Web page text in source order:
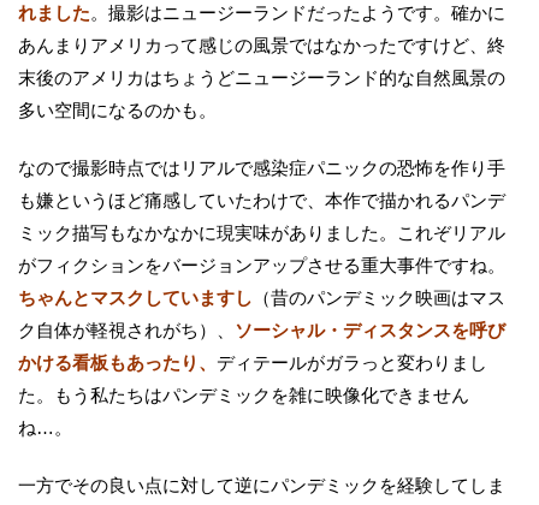
れました。撮影はニュージーランドだったようです。確かに
あんまりアメリカって感じの風景ではなかったですけど、終
末後のアメリカはちょうどニュージーランド的な自然風景の
多い空間になるのかも。
なので撮影時点ではリアルで感染症パニックの恐怖を作り手
も嫌というほど痛感していたわけで、本作で描かれるパンデ
ミック描写もなかなかに現実味がありました。これぞリアル
がフィクションをバージョンアップさせる重大事件ですね。
ちゃんとマスクしていますし （昔のパンデミック映画はマス
ク自体が軽視されがち）、 ソーシャル・ディスタンスを呼び
かける看板もあったり、 ディテールがガラっと変わりまし
た。もう私たちはパンデミックを雑に映像化できません
ね…。
一方でその良い点に対して逆にパンデミックを経験してしま